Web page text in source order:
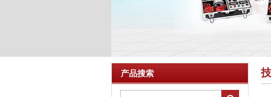
产品搜索